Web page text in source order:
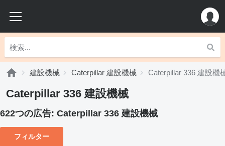
建設機械 Caterpillar 建設機械 Caterpillar 336 建設機
Caterpillar 336 建設機械
622つの広告: Caterpillar 336 建設機械
フィルター